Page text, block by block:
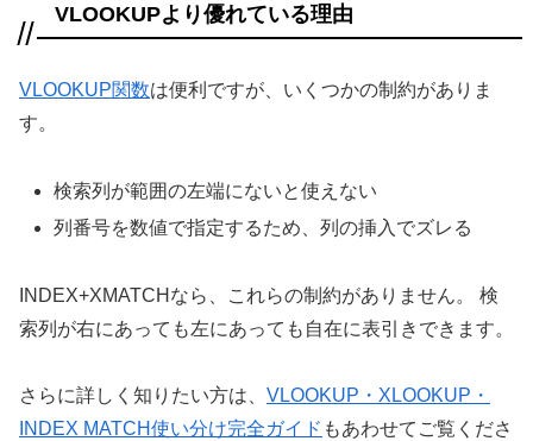
VLOOKUPより優れている理由
VLOOKUP関数は便利ですが、いくつかの制約がありま
す。
検索列が範囲の左端にないと使えない
列番号を数値で指定するため、列の挿入でズレる
INDEX+XMATCHなら、これらの制約がありません。 検
索列が右にあっても左にあっても自在に表引きできます。
さらに詳しく知りたい方は、 VLOOKUP・XLOOKUP・
INDEX MATCH使い分け完全ガイド もあわせてご覧くださ